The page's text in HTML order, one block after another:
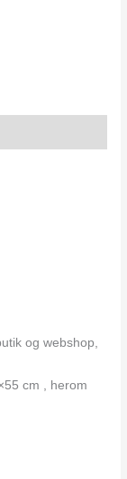
og webshop,
cm , herom